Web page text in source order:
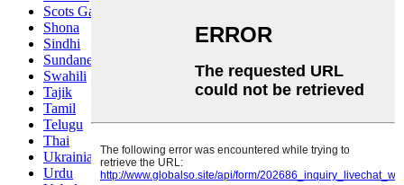
Scots Gaelic
Shona
Sindhi
Sundanese
Swahili
Tajik
Tamil
Telugu
Thai
Ukrainian
Urdu